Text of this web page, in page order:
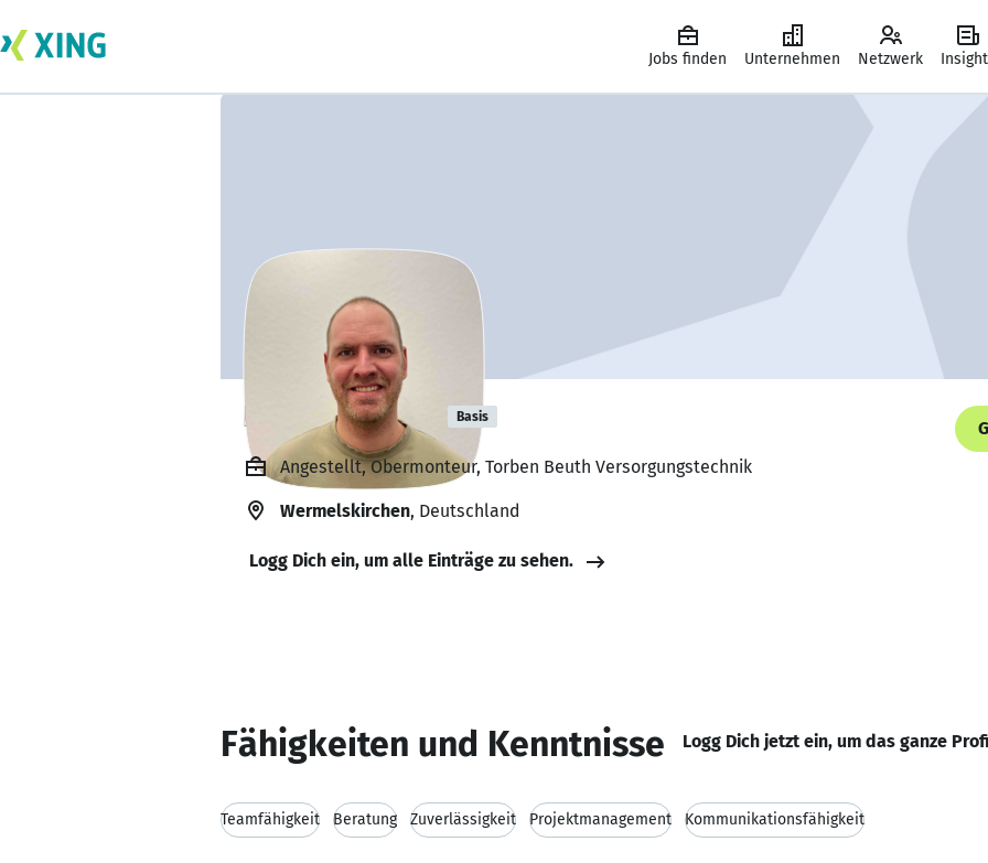
Jobs finden Unternehmen Netzwerk
Denis Frowein Basis
Angestellt, Obermonteur, Torben Beuth Versorgungstechnik
Wermelskirchen, Deutschland
Logg Dich ein, um alle Einträge zu sehen.
Fähigkeiten und Kenntnisse Logg Dich jetzt ein, um das ganze
Teamfähigkeit Beratung Zuverlässigkeit Projektmanagement Kommunikationsfähigkeit